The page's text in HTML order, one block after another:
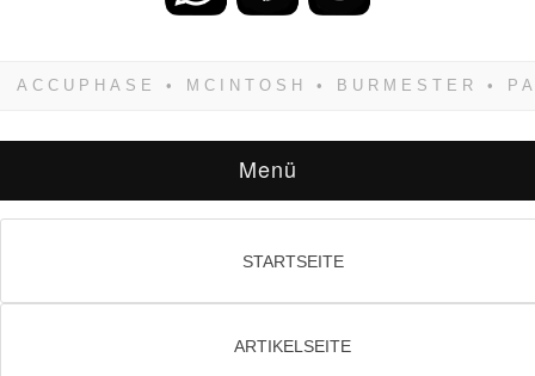
zwangsläufig siegen! Und noch was: Hifi
Menü
STARTSEITE
ARTIKELSEITE